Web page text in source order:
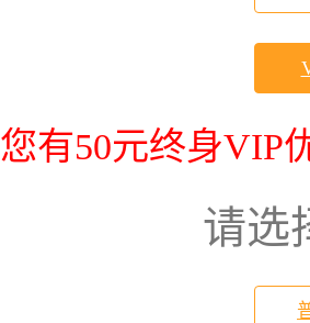
您有50元终身VIP
请选